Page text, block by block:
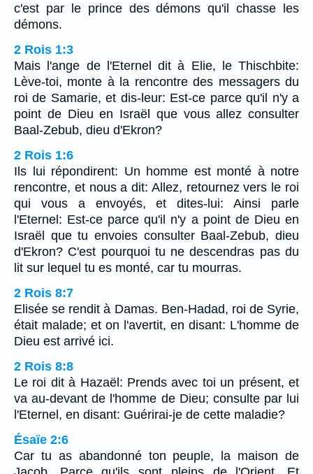
c'est par le prince des démons qu'il chasse les
démons.
2 Rois 1:3
Mais l'ange de l'Eternel dit à Elie, le Thischbite:
Lève-toi, monte à la rencontre des messagers du
roi de Samarie, et dis-leur: Est-ce parce qu'il n'y a
point de Dieu en Israël que vous allez consulter
Baal-Zebub, dieu d'Ekron?
2 Rois 1:6
Ils lui répondirent: Un homme est monté à notre
rencontre, et nous a dit: Allez, retournez vers le roi
qui vous a envoyés, et dites-lui: Ainsi parle
l'Eternel: Est-ce parce qu'il n'y a point de Dieu en
Israël que tu envoies consulter Baal-Zebub, dieu
d'Ekron? C'est pourquoi tu ne descendras pas du
lit sur lequel tu es monté, car tu mourras.
2 Rois 8:7
Elisée se rendit à Damas. Ben-Hadad, roi de Syrie,
était malade; et on l'avertit, en disant: L'homme de
Dieu est arrivé ici.
2 Rois 8:8
Le roi dit à Hazaël: Prends avec toi un présent, et
va au-devant de l'homme de Dieu; consulte par lui
l'Eternel, en disant: Guérirai-je de cette maladie?
Ésaïe 2:6
Car tu as abandonné ton peuple, la maison de